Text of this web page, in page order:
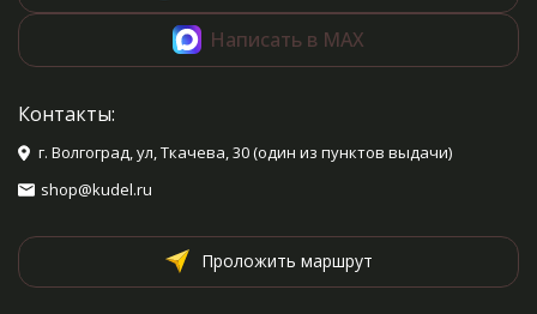
Написать в MAX
Контакты:
г. Волгоград, ул, Ткачева, 30 (один из пунктов выдачи)
shop@kudel.ru
Проложить маршрут